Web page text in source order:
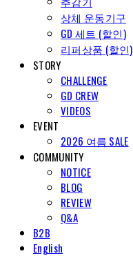
상체 운동기구
GD 세트 (할인)
리퍼상품 (할인)
STORY
CHALLENGE
GD CREW
VIDEOS
EVENT
2026 여름 SALE
COMMUNITY
NOTICE
BLOG
REVIEW
Q&A
B2B
English